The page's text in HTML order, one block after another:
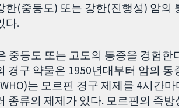
한(중등도) 또는 강한(진행성) 암의
다.
중등도 또는 고도의 통증을 경험한
경구 약물은 1950년대부터 암의 통
는 모르핀 경구 제제를 4시간
종류의 제제가 있다. 모르핀의 즉